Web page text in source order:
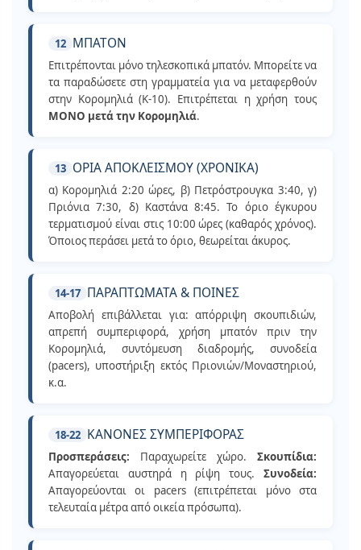
12 ΜΠΑΤΟΝ
Επιτρέπονται μόνο τηλεσκοπικά μπατόν. Μπορείτε να
τα παραδώσετε στη γραμματεία για να μεταφερθούν
στην Κορομηλιά (Κ-10). Επιτρέπεται η χρήση τους
ΜΟΝΟ μετά την Κορομηλιά.
13 ΟΡΙΑ ΑΠΟΚΛΕΙΣΜΟΥ (ΧΡΟΝΙΚΑ)
α) Κορομηλιά 2:20 ώρες, β) Πετρόστρουγκα 3:40, γ)
Πριόνια 7:30, δ) Καστάνα 8:45. Το όριο έγκυρου
τερματισμού είναι στις 10:00 ώρες (καθαρός χρόνος).
Όποιος περάσει μετά το όριο, θεωρείται άκυρος.
14-17 ΠΑΡΑΠΤΩΜΑΤΑ & ΠΟΙΝΕΣ
Αποβολή επιβάλλεται για: απόρριψη σκουπιδιών,
απρεπή συμπεριφορά, χρήση μπατόν πριν την
Κορομηλιά, συντόμευση διαδρομής, συνοδεία
(pacers), υποστήριξη εκτός Πριονιών/Μοναστηριού,
κ.α.
18-22 ΚΑΝΟΝΕΣ ΣΥΜΠΕΡΙΦΟΡΑΣ
Προσπεράσεις: Παραχωρείτε χώρο. Σκουπίδια:
Απαγορεύεται αυστηρά η ρίψη τους. Συνοδεία:
Απαγορεύονται οι pacers (επιτρέπεται μόνο στα
τελευταία μέτρα από οικεία πρόσωπα).